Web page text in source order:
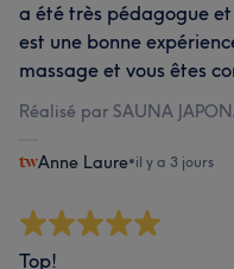
a été très pédagogue
est une bonne
massage et vous êtes
Réalisé par SAUNA
Anne Laure•il y a 3 jours
Top!